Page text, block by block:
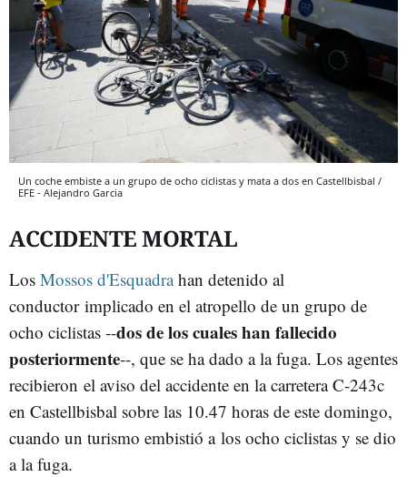
Un coche embiste a un grupo de ocho ciclistas y mata a dos en Castellbisbal /
EFE - Alejandro Garcia
ACCIDENTE MORTAL
Los Mossos d'Esquadrahan detenido al
conductor implicado en el atropello de un grupo de
ocho ciclistas --dos de los cuales han fallecido
posteriormente--, que se ha dado a la fuga. Los agentes
recibieron el aviso del accidente en la carretera C-243c
en Castellbisbal sobre las 10.47 horas de este domingo,
cuando un turismo embistió a los ocho ciclistas y se dio
a la fuga.